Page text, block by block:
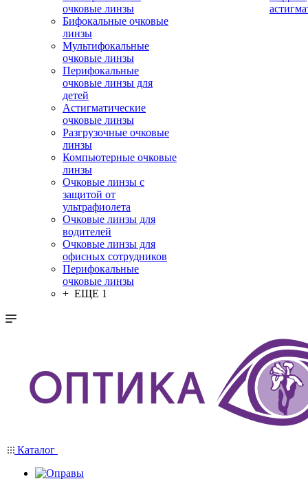
очковые линзы
Бифокальные очковые
линзы
Мультифокальные
очковые линзы
Перифокальные
очковые линзы для
детей
Астигматические
очковые линзы
Разгрузочные очковые
линзы
Компьютерные очковые
линзы
Очковые линзы с
защитой от
ультрафиолета
Очковые линзы для
водителей
Очковые линзы для
офисных сотрудников
Перифокальные
очковые линзы
+ ЕЩЕ 1
Каталог